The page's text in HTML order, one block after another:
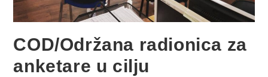
COD/Održana radionica za
anketare u cilju